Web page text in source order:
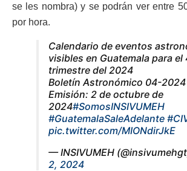
se les nombra) y se podrán ver entre
por hora.
Calendario de eventos
visibles en Guatemala para el
trimestre del 2024
Boletín Astronómico 04-2024
Emisión: 2 de octubre de
2024#SomosINSIVUMEH
#GuatemalaSaleAdelante
pic.twitter.com/MIONdirJkE
— INSIVUMEH
2, 2024